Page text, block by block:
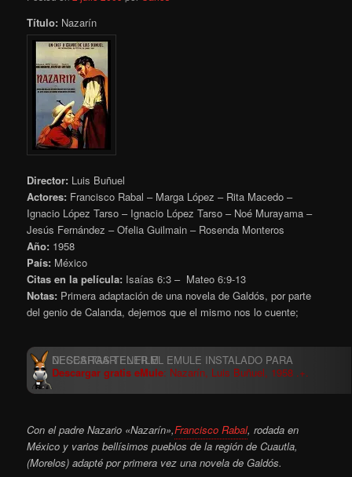
Título: Nazarín
Director: Luis Buñuel
Actores: Francisco Rabal – Marga López – Rita Macedo –
Ignacio López Tarso – Ignacio López Tarso – Noé Murayama –
Jesús Fernández – Ofelia Guilmain – Rosenda Monteros
Año: 1958
País: México
Citas en la película: Isaías 6:3 – Mateo 6:9-13
Notas: Primera adaptación de una novela de Galdós, por parte
del genio de Calanda, dejemos que el mismo nos lo cuente;
Descargar gratis eMule: Nazarín, Luis Buñuel, 1958 .+.
Con el padre Nazario «Nazarín»,Francisco Rabal, rodada en
México y varios bellísimos pueblos de la región de Cuautla,
(Morelos) adapté por primera vez una novela de Galdós.